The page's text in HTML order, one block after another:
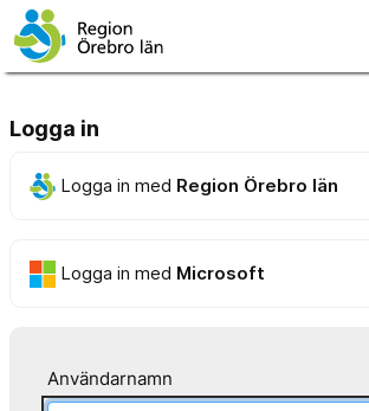
Logga in
Logga in med Region Örebro län
Logga in med Microsoft
Användarnamn